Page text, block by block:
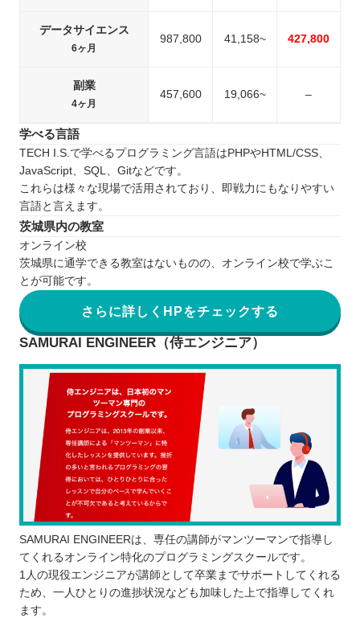
データサイエンス
6ヶ月
987,800 41,158~ 427,800
副業
4ヶ月
457,600 19,066~ –
学べる言語
TECH I.S.で学べるプログラミング言語はPHPやHTML/CSS、
JavaScript、SQL、Gitなどです。
これらは様々な現場で活用されており、即戦力にもなりやすい
言語と言えます。
茨城県内の教室
オンライン校
茨城県に通学できる教室はないものの、オンライン校で学ぶこ
とが可能です。
さらに詳しくHPをチェックする
SAMURAI ENGINEER（侍エンジニア）
SAMURAI ENGINEERは、専任の講師がマンツーマンで指導し
てくれるオンライン特化のプログラミングスクールです。
1人の現役エンジニアが講師として卒業までサポートしてくれる
ため、一人ひとりの進捗状況なども加味した上で指導してくれ
ます。